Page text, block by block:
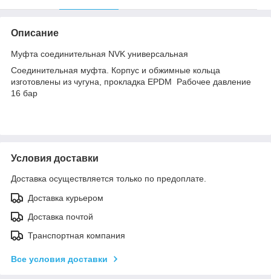
Описание
Муфта соединительная NVK универсальная
Соединительная муфта. Корпус и обжимные кольца
изготовлены из чугуна, прокладка EPDM Рабочее давление
16 бар
Условия доставки
Доставка осуществляется только по предоплате.
Доставка курьером
Доставка почтой
Транспортная компания
Все условия доставки